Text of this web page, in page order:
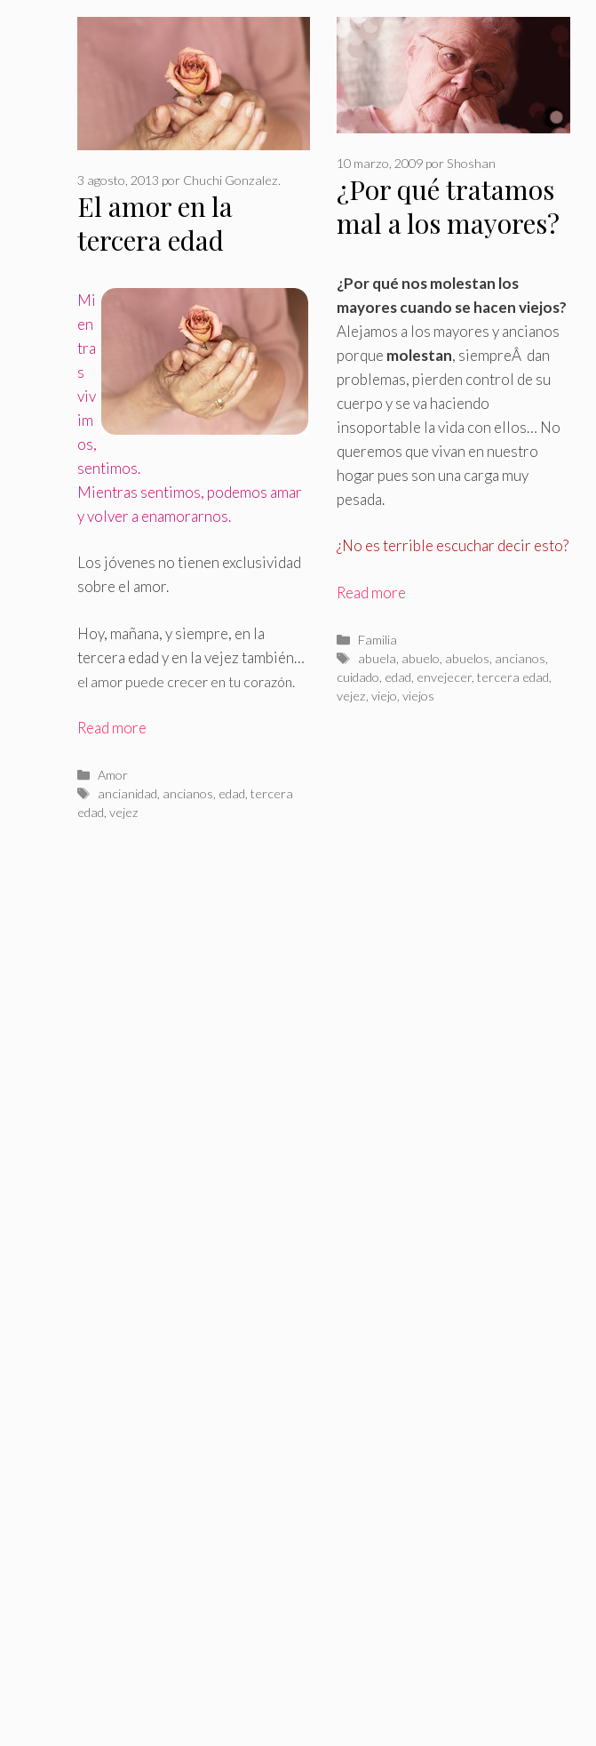
El amor en la
tercera edad
3 agosto, 2013 por Chuchi Gonzalez.
Mi
en
tra
s
viv
im
os,
sentimos.
Mientras sentimos, podemos amar
y volver a enamorarnos.
Los jóvenes no tienen exclusividad
sobre el amor.
Hoy, mañana, y siempre, en la
tercera edad y en la vejez también…
el amor puede crecer en tu corazón.
Read more
Categorías
Amor
Etiquetas
ancianidad ancianos edad ,tercera
edad vejez
¿Por qué tratamos
mal a los mayores?
10 marzo, 2009 por Shoshan
¿Por qué nos molestan los
mayores cuando se hacen viejos?
Alejamos a los mayores y ancianos
porque molestan, siempreÂ dan
problemas, pierden control de su
cuerpo y se va haciendo
insoportable la vida con ellos… No
queremos que vivan en nuestro
hogar pues son una carga muy
pesada.
¿No es terrible escuchar decir esto?
Read more
Categorías
Familia
Etiquetas
abuela abuelo abuelos ancianos
cuidado edad envejecer,tercera edad
vejez ,viejo ,viejos